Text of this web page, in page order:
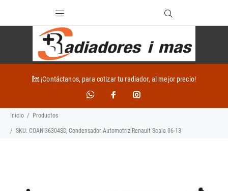
¡Contáctanos, para cotizar tu radiador, al mejor precio!
Inicio Productos
SKU: COANI36304SD, Condensador Automotriz Renault Scala 06-13